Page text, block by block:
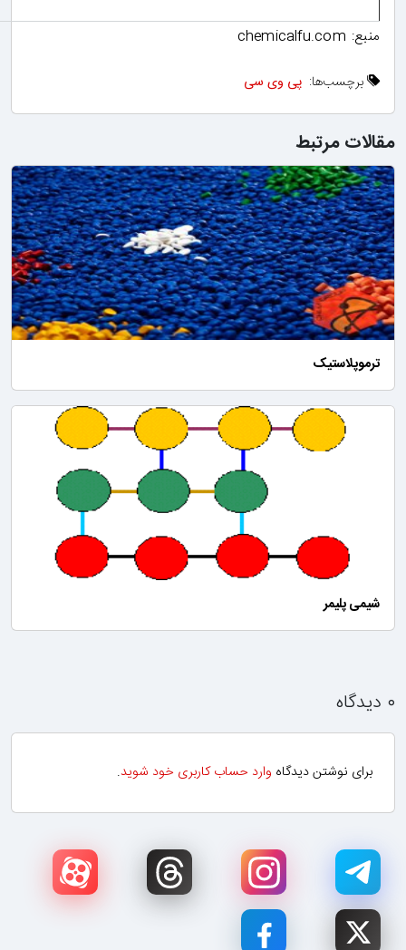
منبع: chemicalfu.com
برچسب‌ها:پی وی سی
مرتبط
ترموپلاستیک
شیمی پلیمر
برای نوشتن دیدگاهوارد حساب کاربری خود شوید.